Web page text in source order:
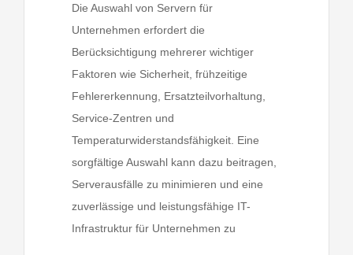
Die Auswahl von Servern für
Unternehmen erfordert die
Berücksichtigung mehrerer wichtiger
Faktoren wie Sicherheit, frühzeitige
Fehlererkennung, Ersatzteilvorhaltung,
Service-Zentren und
Temperaturwiderstandsfähigkeit. Eine
sorgfältige Auswahl kann dazu beitragen,
Serverausfälle zu minimieren und eine
zuverlässige und leistungsfähige IT-
Infrastruktur für Unternehmen zu